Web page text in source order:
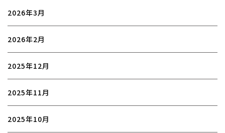
2026年3月
2026年2月
2025年12月
2025年11月
2025年10月